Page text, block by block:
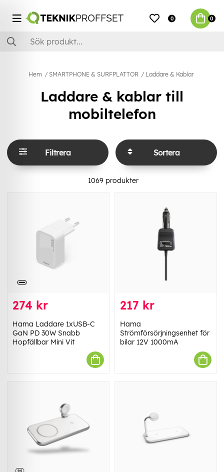
0 0
Hem SMARTPHONE & SURFPLATTOR Laddare & Kablar
Laddare & kablar till
mobiltelefon
Filtrera Sortera
1069produkter
274 kr
Hama Laddare 1xUSB-C
GaN PD 30W Snabb
Hopfällbar Mini Vit
217 kr
Hama
Strömförsörjningsenhet för
bilar 12V 1000mA